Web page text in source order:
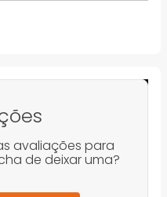
avaliações para
de deixar uma?